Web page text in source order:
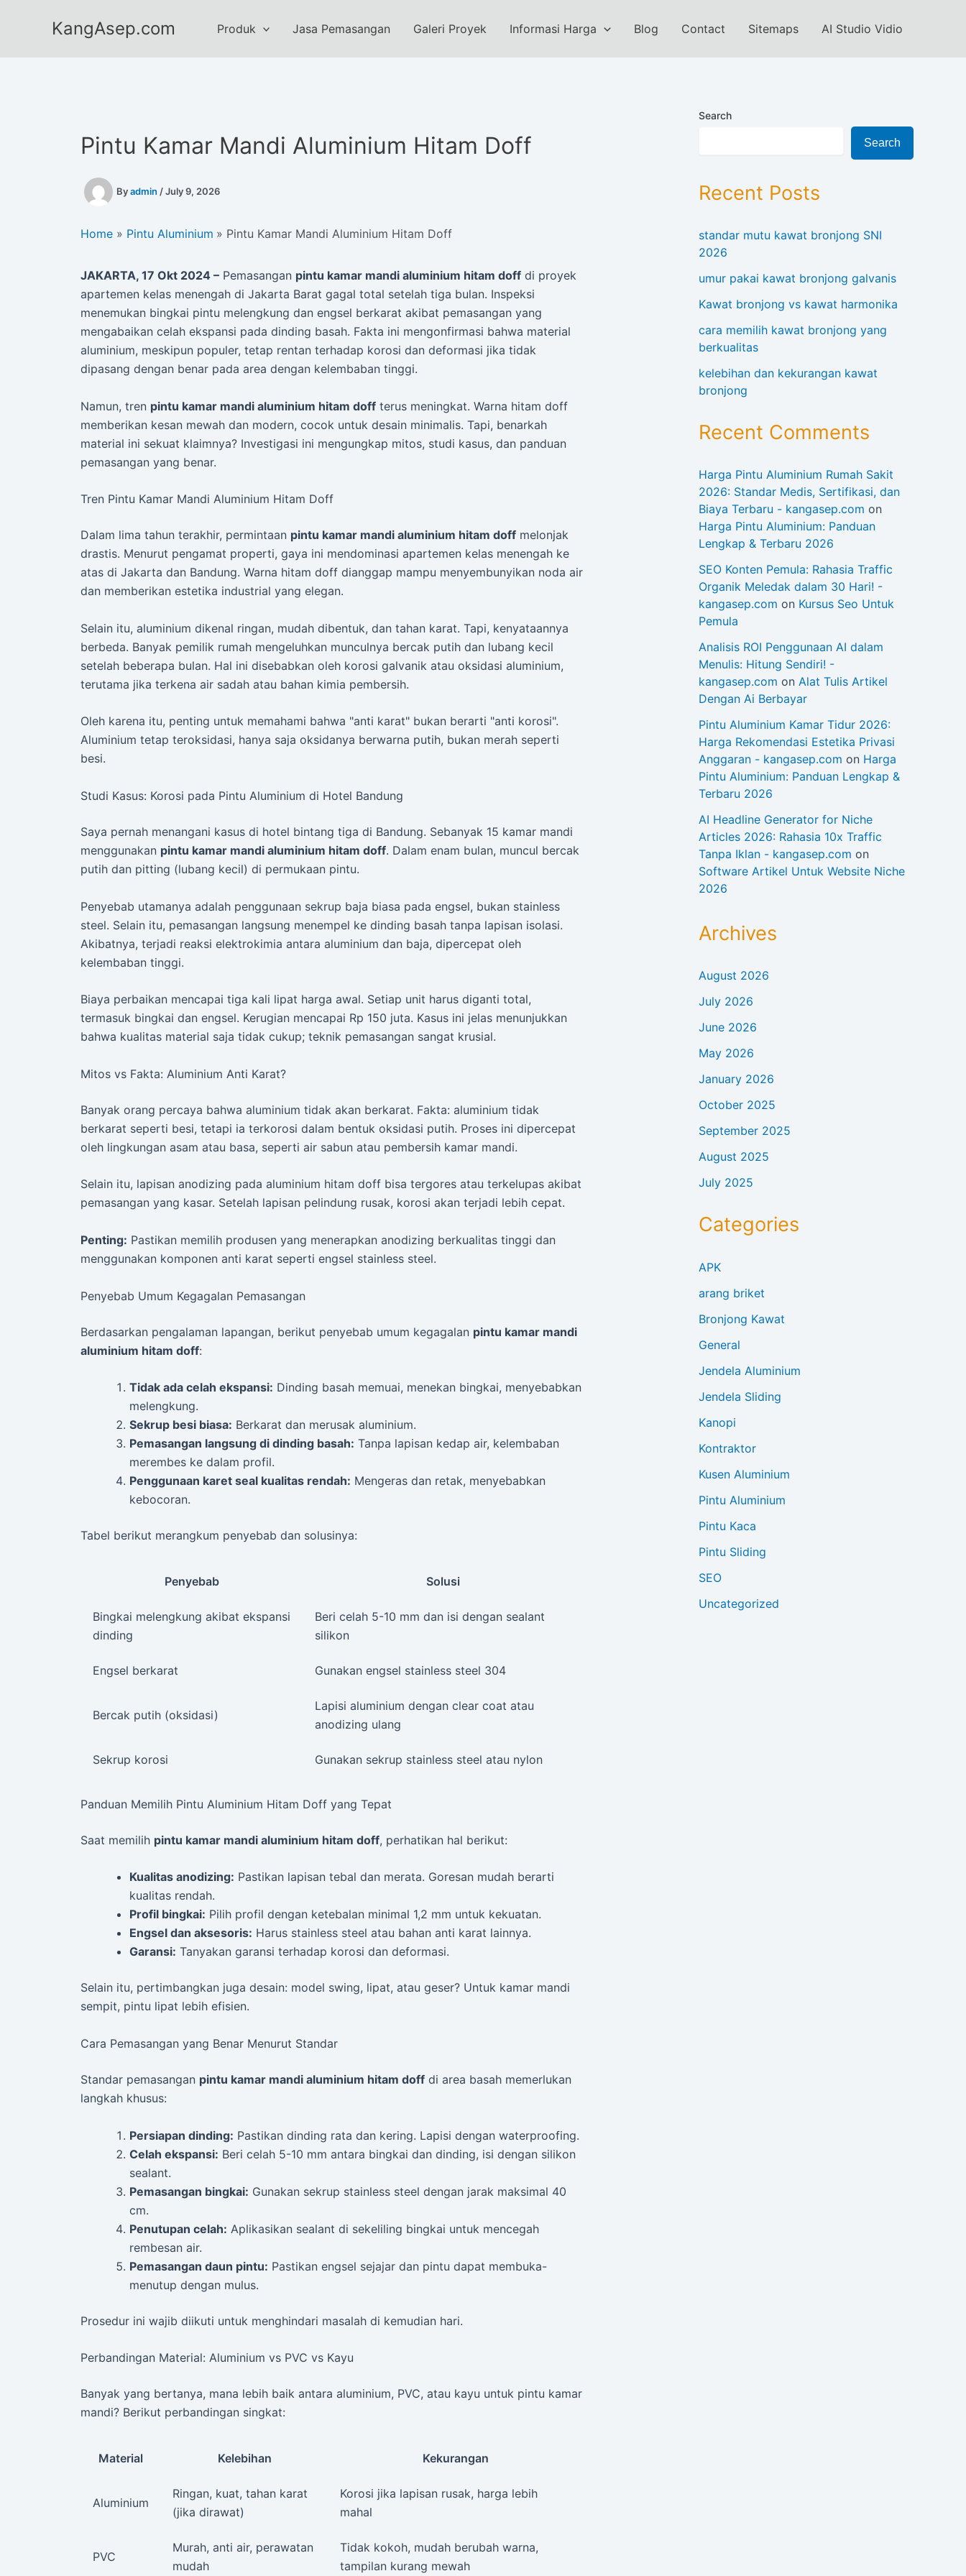
KangAsep.com Produk Jasa Pemasangan Galeri Proyek Informasi Harga Blog Contact Sitemaps AI Studio Vidio
Pintu Kamar Mandi Aluminium Hitam Doff
Byadmin /July 9, 2026
Home Pintu Aluminium Pintu Kamar Mandi Aluminium Hitam Doff
JAKARTA, 17 Okt 2024 – Pemasangan pintu kamar mandi aluminium hitam doff di proyek
apartemen kelas menengah di Jakarta Barat gagal total setelah tiga bulan. Inspeksi
menemukan bingkai pintu melengkung dan engsel berkarat akibat pemasangan yang
mengabaikan celah ekspansi pada dinding basah. Fakta ini mengonfirmasi bahwa material
aluminium, meskipun populer, tetap rentan terhadap korosi dan deformasi jika tidak
dipasang dengan benar pada area dengan kelembaban tinggi.
Namun, tren pintu kamar mandi aluminium hitam doff terus meningkat. Warna hitam doff
memberikan kesan mewah dan modern, cocok untuk desain minimalis. Tapi, benarkah
material ini sekuat klaimnya? Investigasi ini mengungkap mitos, studi kasus, dan panduan
pemasangan yang benar.
Tren Pintu Kamar Mandi Aluminium Hitam Doff
Dalam lima tahun terakhir, permintaan pintu kamar mandi aluminium hitam doff melonjak
drastis. Menurut pengamat properti, gaya ini mendominasi apartemen kelas menengah ke
atas di Jakarta dan Bandung. Warna hitam doff dianggap mampu menyembunyikan noda air
dan memberikan estetika industrial yang elegan.
Selain itu, aluminium dikenal ringan, mudah dibentuk, dan tahan karat. Tapi, kenyataannya
berbeda. Banyak pemilik rumah mengeluhkan munculnya bercak putih dan lubang kecil
setelah beberapa bulan. Hal ini disebabkan oleh korosi galvanik atau oksidasi aluminium,
terutama jika terkena air sadah atau bahan kimia pembersih.
Oleh karena itu, penting untuk memahami bahwa "anti karat" bukan berarti "anti korosi".
Aluminium tetap teroksidasi, hanya saja oksidanya berwarna putih, bukan merah seperti
besi.
Studi Kasus: Korosi pada Pintu Aluminium di Hotel Bandung
Saya pernah menangani kasus di hotel bintang tiga di Bandung. Sebanyak 15 kamar mandi
menggunakan pintu kamar mandi aluminium hitam doff. Dalam enam bulan, muncul bercak
putih dan pitting (lubang kecil) di permukaan pintu.
Penyebab utamanya adalah penggunaan sekrup baja biasa pada engsel, bukan stainless
steel. Selain itu, pemasangan langsung menempel ke dinding basah tanpa lapisan isolasi.
Akibatnya, terjadi reaksi elektrokimia antara aluminium dan baja, dipercepat oleh
kelembaban tinggi.
Biaya perbaikan mencapai tiga kali lipat harga awal. Setiap unit harus diganti total,
termasuk bingkai dan engsel. Kerugian mencapai Rp 150 juta. Kasus ini jelas menunjukkan
bahwa kualitas material saja tidak cukup; teknik pemasangan sangat krusial.
Mitos vs Fakta: Aluminium Anti Karat?
Banyak orang percaya bahwa aluminium tidak akan berkarat. Fakta: aluminium tidak
berkarat seperti besi, tetapi ia terkorosi dalam bentuk oksidasi putih. Proses ini dipercepat
oleh lingkungan asam atau basa, seperti air sabun atau pembersih kamar mandi.
Selain itu, lapisan anodizing pada aluminium hitam doff bisa tergores atau terkelupas akibat
pemasangan yang kasar. Setelah lapisan pelindung rusak, korosi akan terjadi lebih cepat.
Penting: Pastikan memilih produsen yang menerapkan anodizing berkualitas tinggi dan
menggunakan komponen anti karat seperti engsel stainless steel.
Penyebab Umum Kegagalan Pemasangan
Berdasarkan pengalaman lapangan, berikut penyebab umum kegagalan pintu kamar mandi
aluminium hitam doff:
Tidak ada celah ekspansi: Dinding basah memuai, menekan bingkai, menyebabkan
melengkung.
Sekrup besi biasa: Berkarat dan merusak aluminium.
Pemasangan langsung di dinding basah: Tanpa lapisan kedap air, kelembaban
merembes ke dalam profil.
Penggunaan karet seal kualitas rendah: Mengeras dan retak, menyebabkan
kebocoran.
Tabel berikut merangkum penyebab dan solusinya:
Penyebab Solusi
Bingkai melengkung akibat ekspansi
dinding
Beri celah 5-10 mm dan isi dengan sealant
silikon
Engsel berkarat Gunakan engsel stainless steel 304
Bercak putih (oksidasi)
Lapisi aluminium dengan clear coat atau
anodizing ulang
Sekrup korosi Gunakan sekrup stainless steel atau nylon
Panduan Memilih Pintu Aluminium Hitam Doff yang Tepat
Saat memilih pintu kamar mandi aluminium hitam doff, perhatikan hal berikut:
Kualitas anodizing: Pastikan lapisan tebal dan merata. Goresan mudah berarti
kualitas rendah.
Profil bingkai: Pilih profil dengan ketebalan minimal 1,2 mm untuk kekuatan.
Engsel dan aksesoris: Harus stainless steel atau bahan anti karat lainnya.
Garansi: Tanyakan garansi terhadap korosi dan deformasi.
Selain itu, pertimbangkan juga desain: model swing, lipat, atau geser? Untuk kamar mandi
sempit, pintu lipat lebih efisien.
Cara Pemasangan yang Benar Menurut Standar
Standar pemasangan pintu kamar mandi aluminium hitam doff di area basah memerlukan
langkah khusus:
Persiapan dinding: Pastikan dinding rata dan kering. Lapisi dengan waterproofing.
Celah ekspansi: Beri celah 5-10 mm antara bingkai dan dinding, isi dengan silikon
sealant.
Pemasangan bingkai: Gunakan sekrup stainless steel dengan jarak maksimal 40
cm.
Penutupan celah: Aplikasikan sealant di sekeliling bingkai untuk mencegah
rembesan air.
Pemasangan daun pintu: Pastikan engsel sejajar dan pintu dapat membuka-
menutup dengan mulus.
Prosedur ini wajib diikuti untuk menghindari masalah di kemudian hari.
Perbandingan Material: Aluminium vs PVC vs Kayu
Banyak yang bertanya, mana lebih baik antara aluminium, PVC, atau kayu untuk pintu kamar
mandi? Berikut perbandingan singkat:
Material Kelebihan Kekurangan
Aluminium
Ringan, kuat, tahan karat
(jika dirawat)
Korosi jika lapisan rusak, harga lebih
mahal
PVC
Murah, anti air, perawatan
mudah
Tidak kokoh, mudah berubah warna,
tampilan kurang mewah
Search
Search
Recent Posts
standar mutu kawat bronjong SNI
2026
umur pakai kawat bronjong galvanis
Kawat bronjong vs kawat harmonika
cara memilih kawat bronjong yang
berkualitas
kelebihan dan kekurangan kawat
bronjong
Recent Comments
Harga Pintu Aluminium Rumah Sakit
2026: Standar Medis, Sertifikasi, dan
Biaya Terbaru - kangasep.com on
Harga Pintu Aluminium: Panduan
Lengkap & Terbaru 2026
SEO Konten Pemula: Rahasia Traffic
Organik Meledak dalam 30 Hari! -
kangasep.com on Kursus Seo Untuk
Pemula
Analisis ROI Penggunaan AI dalam
Menulis: Hitung Sendiri! -
kangasep.com on Alat Tulis Artikel
Dengan Ai Berbayar
Pintu Aluminium Kamar Tidur 2026:
Harga Rekomendasi Estetika Privasi
Anggaran - kangasep.com on Harga
Pintu Aluminium: Panduan Lengkap &
Terbaru 2026
AI Headline Generator for Niche
Articles 2026: Rahasia 10x Traffic
Tanpa Iklan - kangasep.com on
Software Artikel Untuk Website Niche
2026
Archives
August 2026
July 2026
June 2026
May 2026
January 2026
October 2025
September 2025
August 2025
July 2025
Categories
APK
arang briket
Bronjong Kawat
General
Jendela Aluminium
Jendela Sliding
Kanopi
Kontraktor
Kusen Aluminium
Pintu Aluminium
Pintu Kaca
Pintu Sliding
SEO
Uncategorized